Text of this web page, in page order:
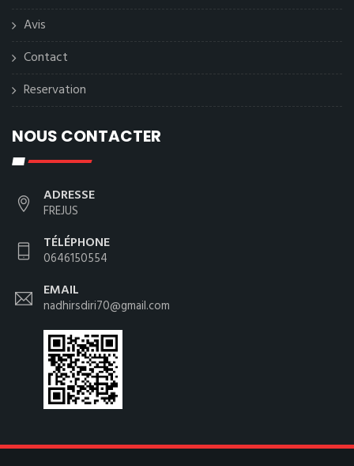
Avis
Contact
Reservation
NOUS CONTACTER
ADRESSE
FREJUS
TÉLÉPHONE
0646150554
EMAIL
nadhirsdiri70@gmail.com